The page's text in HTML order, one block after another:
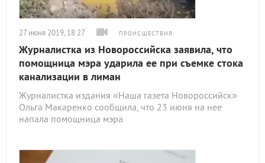
27 июня 2019, 18:27 ПРОИСШЕСТВИЯ
Журналистка из Новороссийска заявила, что
помощница мэра ударила ее при съемке стока
канализации в лиман
Журналистка издания «Наша газета Новороссийск»
Ольга Макаренко сообщила, что 23 июня на нее
напала помощница мэра